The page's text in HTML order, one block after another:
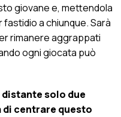
giovane e, mettendola
a chiunque. Sarà
rimanere aggrappati
ogni giocata può
solo due
centrare questo